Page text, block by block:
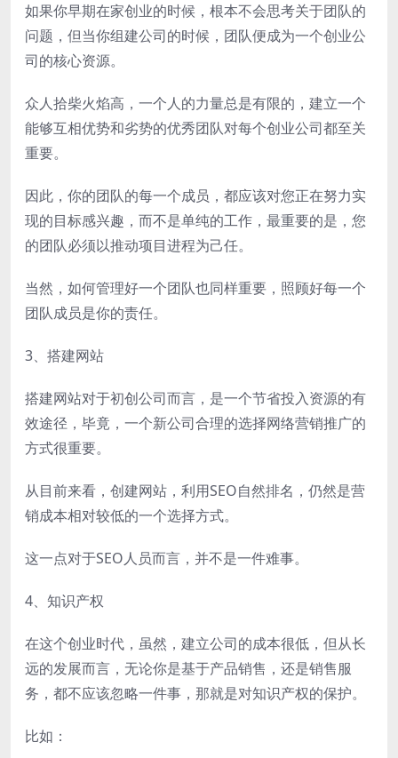
如果你早期在家创业的时候，根本不会思考关于团队的
问题，但当你组建公司的时候，团队便成为一个创业公
司的核心资源。
众人拾柴火焰高，一个人的力量总是有限的，建立一个
能够互相优势和劣势的优秀团队对每个创业公司都至关
重要。
因此，你的团队的每一个成员，都应该对您正在努力实
现的目标感兴趣，而不是单纯的工作，最重要的是，您
的团队必须以推动项目进程为己任。
当然，如何管理好一个团队也同样重要，照顾好每一个
团队成员是你的责任。
3、搭建网站
搭建网站对于初创公司而言，是一个节省投入资源的有
效途径，毕竟，一个新公司合理的选择网络营销推广的
方式很重要。
从目前来看，创建网站，利用SEO自然排名，仍然是营
销成本相对较低的一个选择方式。
这一点对于SEO人员而言，并不是一件难事。
4、知识产权
在这个创业时代，虽然，建立公司的成本很低，但从长
远的发展而言，无论你是基于产品销售，还是销售服
务，都不应该忽略一件事，那就是对知识产权的保护。
比如：